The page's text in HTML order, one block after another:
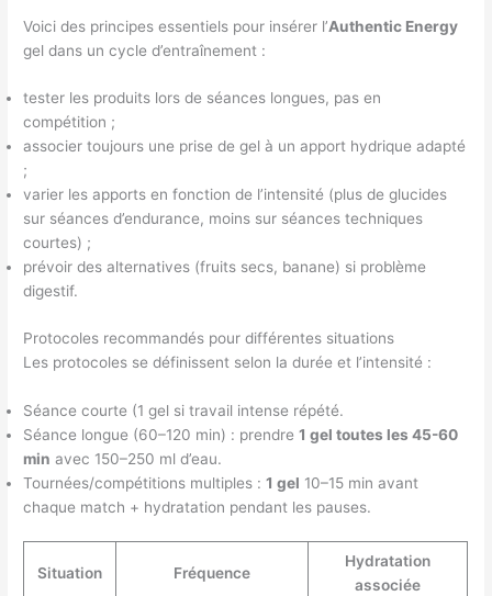
Voici des principes essentiels pour insérer l’Authentic Energy
gel dans un cycle d’entraînement :
tester les produits lors de séances longues, pas en
compétition ;
associer toujours une prise de gel à un apport hydrique adapté
;
varier les apports en fonction de l’intensité (plus de glucides
sur séances d’endurance, moins sur séances techniques
courtes) ;
prévoir des alternatives (fruits secs, banane) si problème
digestif.
Protocoles recommandés pour différentes situations
Les protocoles se définissent selon la durée et l’intensité :
Séance courte (1 gel si travail intense répété.
Séance longue (60–120 min) : prendre1 gel toutes les 45-60
min avec 150–250 ml d’eau.
Tournées/compétitions multiples :1 gel 10–15 min avant
chaque match + hydratation pendant les pauses.
Situation Fréquence
Hydratation
associée